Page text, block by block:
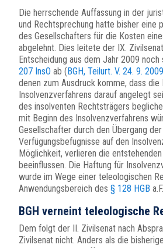
Die herrschende Auffassung in der
und Rechtsprechung hatte bisher eine
des Gesellschafters für die Kosten
abgelehnt. Dies leitete der IX.
Entscheidung aus dem Jahr 2009 noch
207 InsO ab (BGH, Teilurt. V. 24. 9.
denen zum Ausdruck komme, dass die
Insolvenzverfahrens darauf angelegt
des insolventen Rechtsträgers
mit Beginn des Insolvenzverfahrens
Gesellschafter durch den Übergang
Verfügungsbefugnisse auf den
Möglichkeit, verlieren die
beeinflussen. Die Haftung für
wurde im Wege einer teleologischen
Anwendungsbereich des § 128 HGB
BGH verneint teleologische
Dem folgt der II. Zivilsenat nach
Zivilsenat nicht. Anders als die